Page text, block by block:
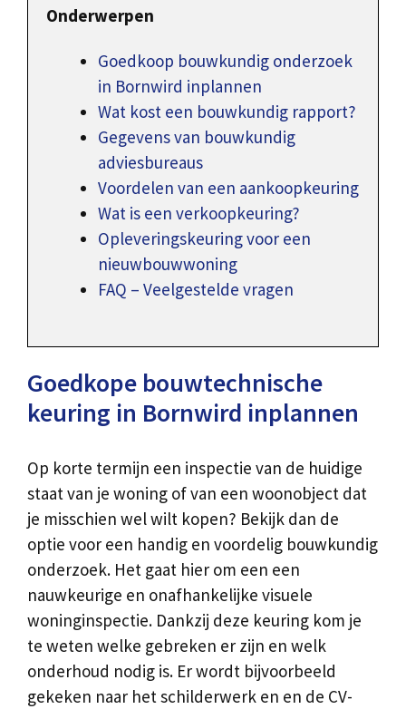
Onderwerpen
Goedkoop bouwkundig onderzoek
in Bornwird inplannen
Wat kost een bouwkundig rapport?
Gegevens van bouwkundig
adviesbureaus
Voordelen van een aankoopkeuring
Wat is een verkoopkeuring?
Opleveringskeuring voor een
nieuwbouwwoning
FAQ – Veelgestelde vragen
Goedkope bouwtechnische
keuring in Bornwird inplannen
Op korte termijn een inspectie van de huidige
staat van je woning of van een woonobject dat
je misschien wel wilt kopen? Bekijk dan de
optie voor een handig en voordelig bouwkundig
onderzoek. Het gaat hier om een een
nauwkeurige en onafhankelijke visuele
woninginspectie. Dankzij deze keuring kom je
te weten welke gebreken er zijn en welk
onderhoud nodig is. Er wordt bijvoorbeeld
gekeken naar het schilderwerk en en de CV-